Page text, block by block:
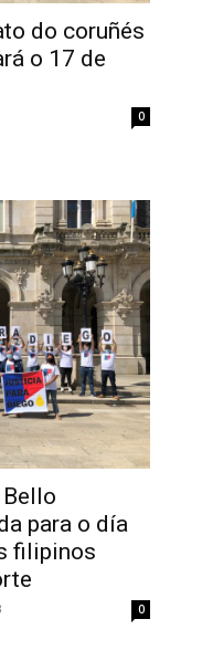
do coruñés
o 17 de
0
para o día
filipinos
0